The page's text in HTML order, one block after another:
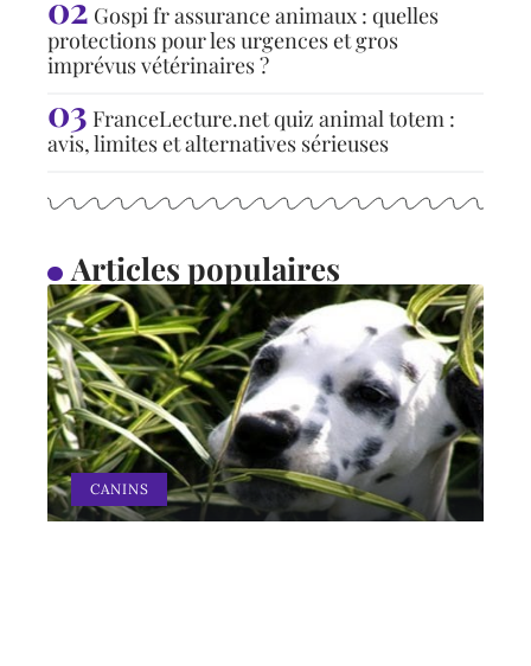
Gospi fr assurance animaux : quelles
protections pour les urgences et gros
imprévus vétérinaires ?
FranceLecture.net quiz animal totem :
avis, limites et alternatives sérieuses
Articles populaires
CANINS
Pourquoi mon chien